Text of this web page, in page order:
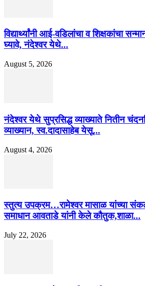
विद्यार्थ्यांनी आई-वडिलांचा व शिक्षकांचा
घ्यावे, नंदेश्वर येथे...
August 5, 2026
नंदेश्वर येथे सुप्रसिद्ध व्याख्याते नितीन
व्याख्यान, स्व.दादासाहेब येसू...
August 4, 2026
स्तुत्य उपक्रम…रामेश्वर मासाळ यांच्या
समाधान आवताडे यांनी केले कौतुक,शाळा...
July 22, 2026